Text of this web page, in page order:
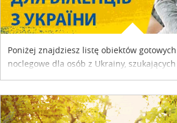
Poniżej znajdziesz listę obiektów
noclegowe dla osób z Ukrainy,